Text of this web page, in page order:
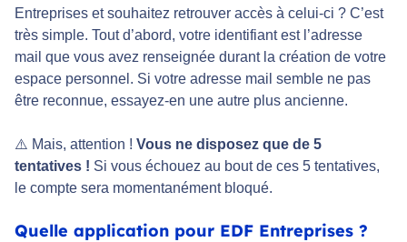
Entreprises et souhaitez retrouver accès à celui-ci ? C’est
très simple. Tout d’abord, votre identifiant est l’adresse
mail que vous avez renseignée durant la création de votre
espace personnel. Si votre adresse mail semble ne pas
être reconnue, essayez-en une autre plus ancienne.
⚠️ Mais, attention ! Vous ne disposez que de 5
tentatives ! Si vous échouez au bout de ces 5 tentatives,
le compte sera momentanément bloqué.
Quelle application pour EDF Entreprises ?